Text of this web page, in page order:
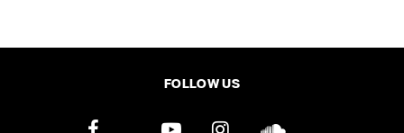
FOLLOW US